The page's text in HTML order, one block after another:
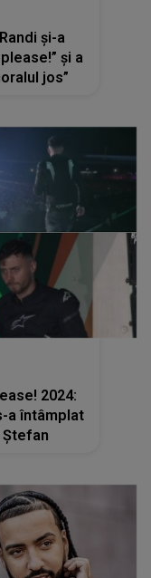
și-a
și a
jos”
2024:
a întâmplat